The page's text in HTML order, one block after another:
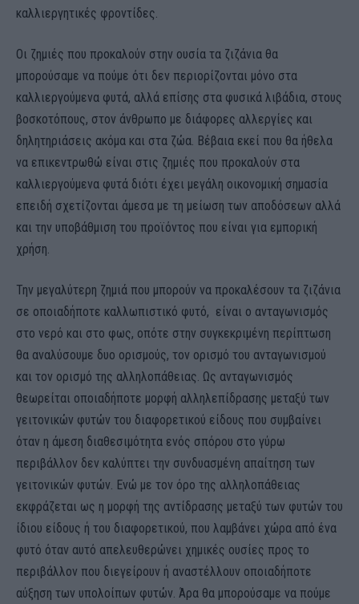
καλλιεργητικές φροντίδες.
Οι ζημιές που προκαλούν στην ουσία τα ζιζάνια θα
μπορούσαμε να πούμε ότι δεν περιορίζονται μόνο στα
καλλιεργούμενα φυτά, αλλά επίσης στα φυσικά λιβάδια, στους
βοσκοτόπους, στον άνθρωπο με διάφορες αλλεργίες και
δηλητηριάσεις ακόμα και στα ζώα. Βέβαια εκεί που θα ήθελα
να επικεντρωθώ είναι στις ζημιές που προκαλούν στα
καλλιεργούμενα φυτά διότι έχει μεγάλη οικονομική σημασία
επειδή σχετίζονται άμεσα με τη μείωση των αποδόσεων αλλά
και την υποβάθμιση του προϊόντος που είναι για εμπορική
χρήση.
Την μεγαλύτερη ζημιά που μπορούν να προκαλέσουν τα ζιζάνια
σε οποιαδήποτε καλλωπιστικό φυτό, είναι ο ανταγωνισμός
στο νερό και στο φως, οπότε στην συγκεκριμένη περίπτωση
θα αναλύσουμε δυο ορισμούς, τον ορισμό του ανταγωνισμού
και τον ορισμό της αλληλοπάθειας. Ως ανταγωνισμός
θεωρείται οποιαδήποτε μορφή αλληλεπίδρασης μεταξύ των
γειτονικών φυτών του διαφορετικού είδους που συμβαίνει
όταν η άμεση διαθεσιμότητα ενός σπόρου στο γύρω
περιβάλλον δεν καλύπτει την συνδυασμένη απαίτηση των
γειτονικών φυτών. Ενώ με τον όρο της αλληλοπάθειας
εκφράζεται ως η μορφή της αντίδρασης μεταξύ των φυτών του
ίδιου είδους ή του διαφορετικού, που λαμβάνει χώρα από ένα
φυτό όταν αυτό απελευθερώνει χημικές ουσίες προς το
περιβάλλον που διεγείρουν ή αναστέλλουν οποιαδήποτε
αύξηση των υπολοίπων φυτών. Άρα θα μπορούσαμε να πούμε